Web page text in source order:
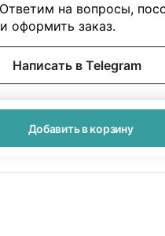
на вопросы,
оформить заказ.
Написать в Telegram
Добавить в корзину